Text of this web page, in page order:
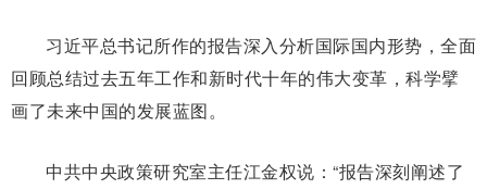
习近平总书记所作的报告深入分析国际国内形势，全面
回顾总结过去五年工作和新时代十年的伟大变革，科学擘
画了未来中国的发展蓝图。
中共中央政策研究室主任江金权说：“报告深刻阐述了